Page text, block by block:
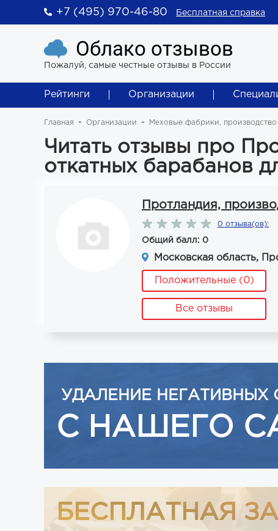
+7 (495) 970-46-80 Бесплатная справка
Облако отзывов
Пожалуй, самые честные отзывы в России
Рейтинги Организации
Главная Организации Меховые фабрики, производство
Читать отзывы про
откатных барабанов
Протландия,
0 отзыва(ов):
Общий балл: 0
Московская область,
Положительные (0)
Все отзывы
УДАЛЕНИЕ НЕГАТИВНЫХ
С НАШЕГО
БЕСПЛАТНАЯ